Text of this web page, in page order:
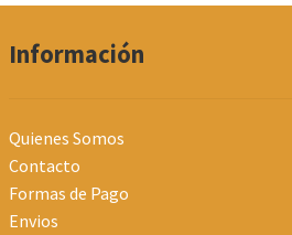
Información
Quienes Somos
Contacto
Formas de Pago
Envios